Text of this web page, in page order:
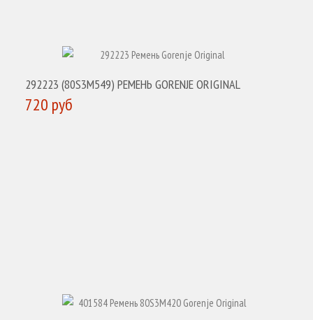
292223 (80S3M549) РЕМЕНЬ GORENJE ORIGINAL
720 руб